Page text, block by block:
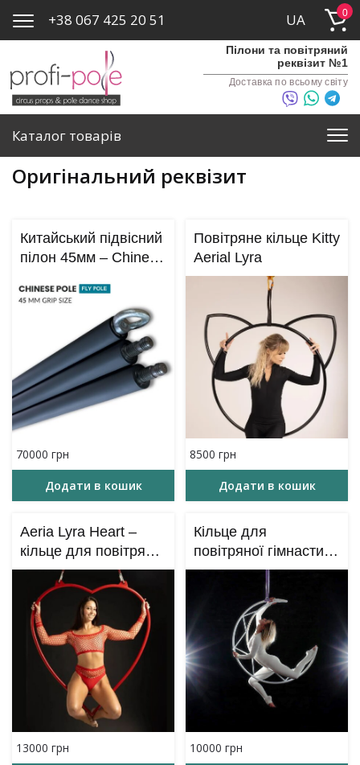
0
UA
+38 067 425 20 51
Пілони та повітряний
реквізит №1
Доставка по всьому світу
Каталог товарів
Оригінальний реквізит
Китайський підвісний
пілон 45мм – Chinese
70000 грн
Додати в кошик
Повітряне кільце Kitty
Aerial Lyra
8500 грн
Додати в кошик
Aeria Lyra Heart –
кільце для повітряної
гімнастики – Сердце
13000 грн
Кільце для
повітряної гімнастики
– форма місяця
(Aerial Moon Lyra)
10000 грн